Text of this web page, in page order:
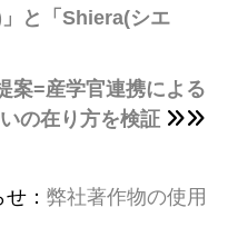
と「Shiera(シエ
案=産学官連携による
の在り方を検証
： 弊社著作物の使用